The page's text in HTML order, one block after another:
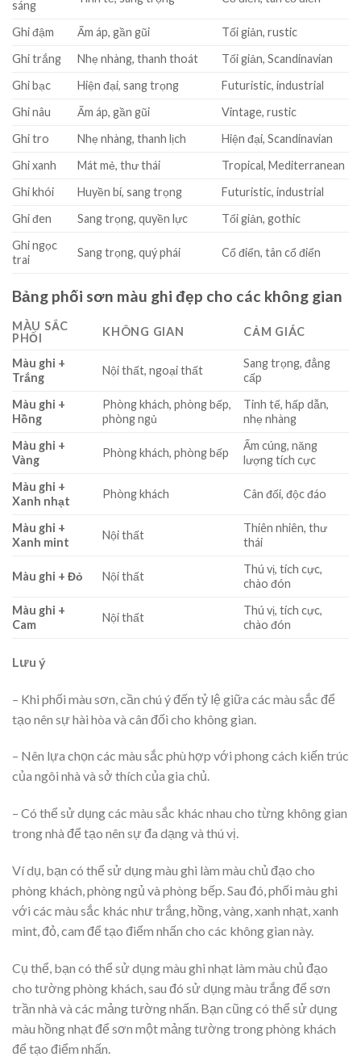
sáng
Ghi đậm Ấm áp, gần gũi
Tối giản, rustic
Ghi trắng
Nhẹ nhàng, thanh thoát
Tối giản, Scandinavian
Ghi bạc
Hiện đại, sang trọng
Futuristic, industrial
Ghi nâu
Ấm áp, gần gũi
Vintage, rustic
Ghi tro
Nhẹ nhàng, thanh lịch
Hiện đại, Scandinavian
Ghi xanh
Mát mẻ, thư thái
Tropical, Mediterranean
Ghi khói
Huyền bí, sang trọng
Futuristic, industrial
Ghi đen
Sang trọng, quyền lực
Tối giản, gothic
Ghi ngọc
trai
Sang trọng, quý phái Cổ điển, tân cổ điển
Bảng phối sơn màu ghi đẹp cho các không gian
MÀU SẮC
PHỐI
KHÔNG GIAN CẢM GIÁC
Màu ghi +
Trắng
Nội thất, ngoại thất
Sang trọng, đẳng
cấp
Màu ghi +
Hồng
Phòng khách, phòng bếp,
phòng ngủ
Tinh tế, hấp dẫn,
nhẹ nhàng
Màu ghi +
Vàng
Phòng khách, phòng bếp
Ấm cúng, năng
lượng tích cực
Màu ghi +
Xanh nhạt
Phòng khách Cân đối, độc đáo
Màu ghi +
Xanh mint
Nội thất
Thiên nhiên, thư
thái
Màu ghi + Đỏ Nội thất
Thú vị, tích cực,
chào đón
Màu ghi +
Cam
Nội thất
Thú vị, tích cực,
chào đón
Lưu ý
– Khi phối màu sơn, cần chú ý đến tỷ lệ giữa các màu sắc để
tạo nên sự hài hòa và cân đối cho không gian.
– Nên lựa chọn các màu sắc phù hợp với phong cách kiến trúc
của ngôi nhà và sở thích của gia chủ.
– Có thể sử dụng các màu sắc khác nhau cho từng không gian
trong nhà để tạo nên sự đa dạng và thú vị.
Ví dụ, bạn có thể sử dụng màu ghi làm màu chủ đạo cho
phòng khách, phòng ngủ và phòng bếp. Sau đó, phối màu ghi
với các màu sắc khác như trắng, hồng, vàng, xanh nhạt, xanh
mint, đỏ, cam để tạo điểm nhấn cho các không gian này.
Cụ thể, bạn có thể sử dụng màu ghi nhạt làm màu chủ đạo
cho tường phòng khách, sau đó sử dụng màu trắng để sơn
trần nhà và các mảng tường nhấn. Bạn cũng có thể sử dụng
màu hồng nhạt để sơn một mảng tường trong phòng khách
để tạo điểm nhấn.